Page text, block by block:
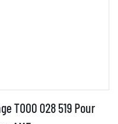
T000 028 519 Pour